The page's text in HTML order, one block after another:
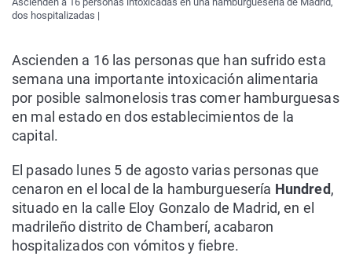
dos hospitalizadas |
Ascienden a 16 las personas que han sufrido esta
semana una importante intoxicación alimentaria
por posible salmonelosis tras comer hamburguesas
en mal estado en dos establecimientos de la
capital.
El pasado lunes 5 de agosto varias personas que
cenaron en el local de la hamburguesería Hundred,
situado en la calle Eloy Gonzalo de Madrid, en el
madrileño distrito de Chamberí, acabaron
hospitalizados con vómitos y fiebre.